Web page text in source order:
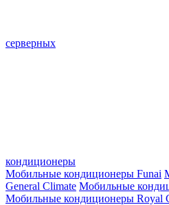
серверных
кондиционеры
Мобильные кондиционеры Funai
General Climate Мобильные
Мобильные кондиционеры Royal